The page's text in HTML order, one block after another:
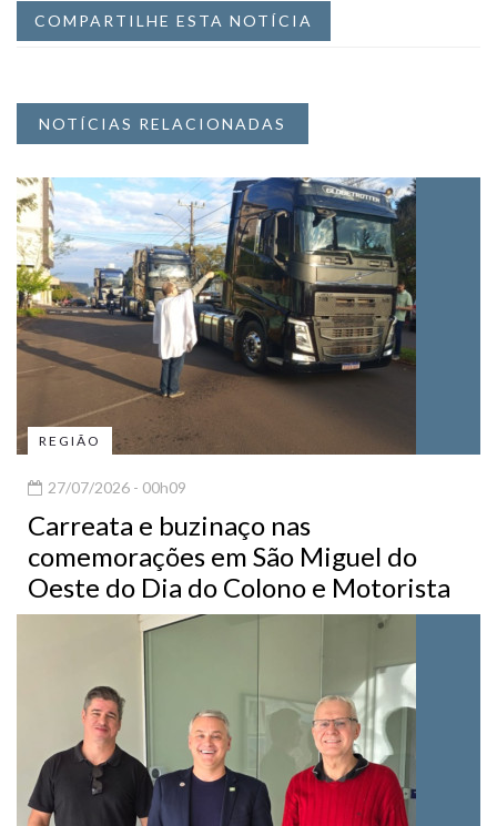
COMPARTILHE ESTA NOTÍCIA
NOTÍCIAS RELACIONADAS
REGIÃO
27/07/2026 - 00h09
Carreata e buzinaço nas
comemorações em São Miguel do
Oeste do Dia do Colono e Motorista